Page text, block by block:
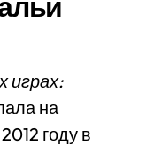
играх:
на
году в